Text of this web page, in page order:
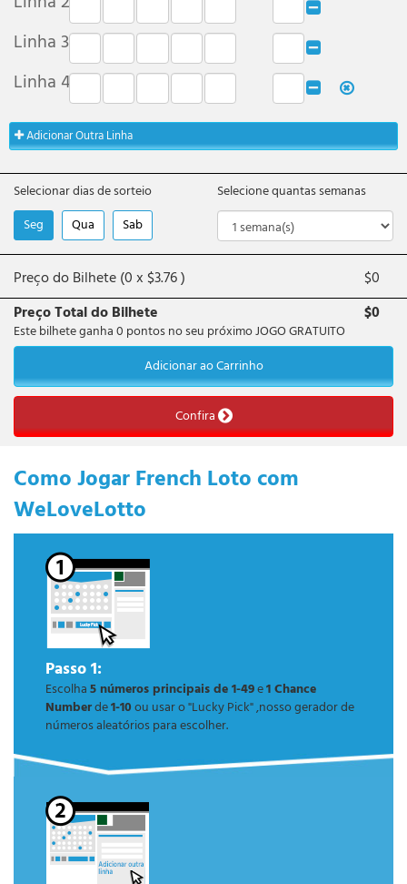
Linha3:
Linha 4:
Adicionar Outra Linha
Selecionar dias de sorteio
Seg
Qua Sab
Selecione quantas semanas
Preço do Bilhete (0x $3.76) $0
Preço Total do Bilhete
$0
Este bilhete ganha0 pontos no seu próximo JOGO GRATUITO
Adicionar ao Carrinho
Confira
Como Jogar French Loto com
WeLoveLotto
Passo 1:
Escolha5 números principais de 1-49e1 Chance
Numberde1-10ou usar o "Lucky Pick" ,nosso gerador de
números aleatórios para escolher.